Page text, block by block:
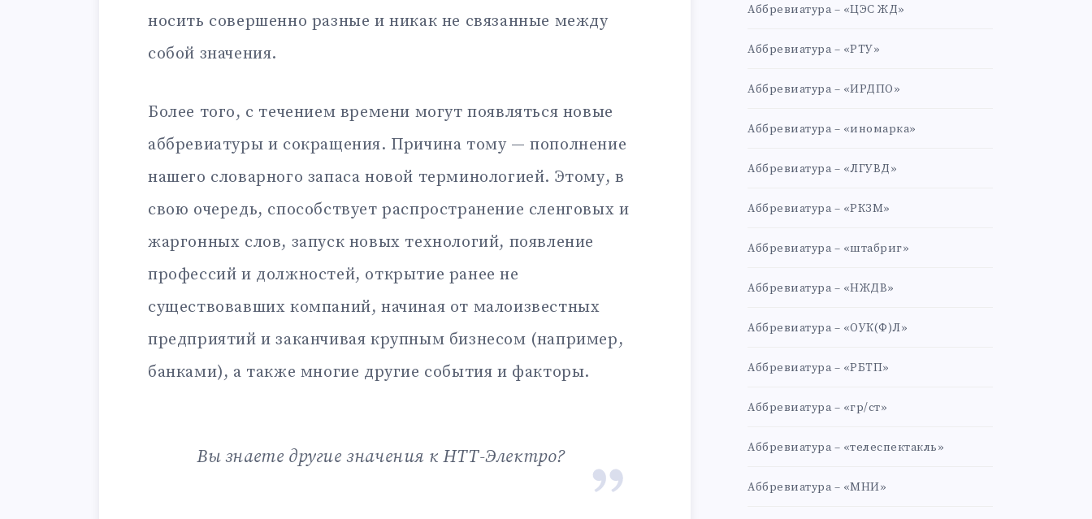
носить совершенно разные и никак не связанные между
собой значения.
Более того, с течением времени могут появляться новые
аббревиатуры и сокращения. Причина тому — пополнение
нашего словарного запаса новой терминологией. Этому, в
свою очередь, способствует распространение сленговых и
жаргонных слов, запуск новых технологий, появление
профессий и должностей, открытие ранее не
существовавших компаний, начиная от малоизвестных
предприятий и заканчивая крупным бизнесом (например,
банками), а также многие другие события и факторы.
Вы знаете другие значения к НТТ-Электро?
Аббревиатура – «ЦЭС ЖД»
Аббревиатура – «РТУ»
Аббревиатура – «ИРДПО»
Аббревиатура – «иномарка»
Аббревиатура – «ЛГУВД»
Аббревиатура – «РКЗМ»
Аббревиатура – «штабриг»
Аббревиатура – «НЖДВ»
Аббревиатура – «ОУК(Ф)Л»
Аббревиатура – «РБТП»
Аббревиатура – «гр/ст»
Аббревиатура – «телеспектакль»
Аббревиатура – «МНИ»